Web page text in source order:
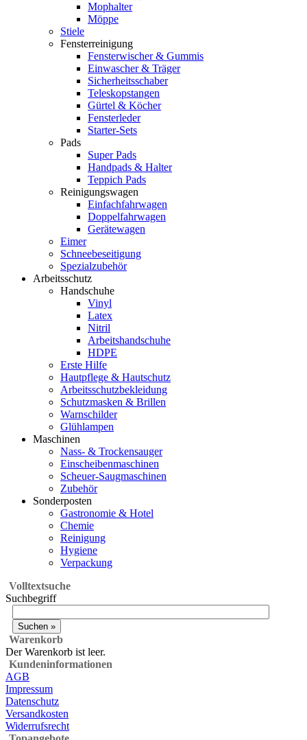
Mophalter
Möppe
Stiele
Fensterreinigung
Fensterwischer & Gummis
Einwascher & Träger
Sicherheitsschaber
Teleskopstangen
Gürtel & Köcher
Fensterleder
Starter-Sets
Pads
Super Pads
Handpads & Halter
Teppich Pads
Reinigungswagen
Einfachfahrwagen
Doppelfahrwagen
Gerätewagen
Eimer
Schneebeseitigung
Spezialzubehör
Arbeitsschutz
Handschuhe
Vinyl
Latex
Nitril
Arbeitshandschuhe
HDPE
Erste Hilfe
Hautpflege & Hautschutz
Arbeitsschutzbekleidung
Schutzmasken & Brillen
Warnschilder
Glühlampen
Maschinen
Nass- & Trockensauger
Einscheibenmaschinen
Scheuer-Saugmaschinen
Zubehör
Sonderposten
Gastronomie & Hotel
Chemie
Reinigung
Hygiene
Verpackung
Volltextsuche
Suchbegriff
Warenkorb
Der Warenkorb ist leer.
Kundeninformationen
AGB
Impressum
Datenschutz
Versandkosten
Widerrufsrecht